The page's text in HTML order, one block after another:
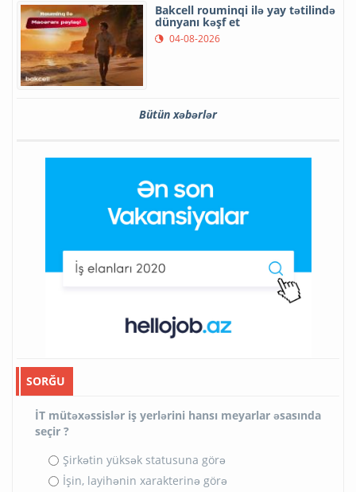
Bakcell rouminqi ilə yay tətilində
dünyanı kəşf et
04-08-2026
Bütün xəbərlər
SORĞU
İT mütəxəssislər iş yerlərini hansı meyarlar əsasında
seçir ?
Şirkətin yüksək statusuna görə
İşin, layihənin xarakterinə görə